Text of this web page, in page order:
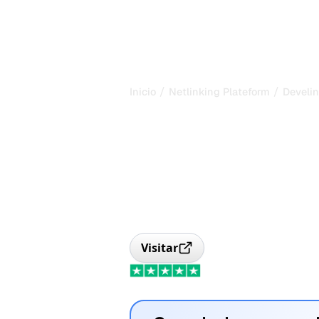
Inicio / Netlinking Plateform /
Visitar